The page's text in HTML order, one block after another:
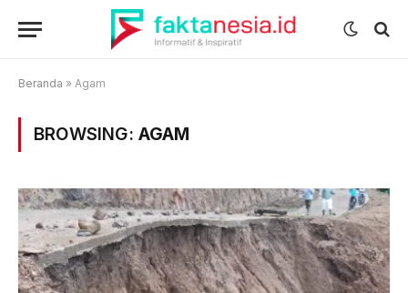
Beranda » Agam
BROWSING: AGAM